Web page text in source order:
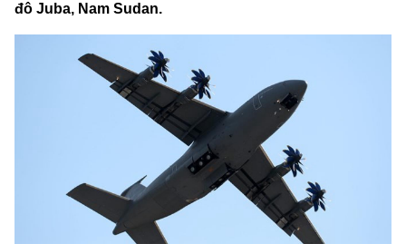
đô Juba, Nam Sudan.